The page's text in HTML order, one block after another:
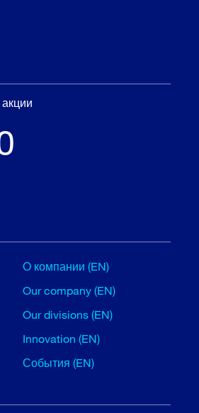
О компании (EN)
Our company (EN)
Our divisions (EN)
Innovation (EN)
События (EN)